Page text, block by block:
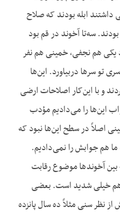
داشتند ابله بودند که صلاح
سه‌تا آخوند در قم بود
یکی هم نجفی، خمینی هم نفر
تو سرها دربیاورد. این‌ها
و با این‌کار اصلاحات ارضی
این‌ها را می‌دادیم مؤدب
اصلاً در سطح این‌ها نبود که
هم جوابش را نمی‌دادیم.
بین آخوندها موضوع رقابت
خیلی شدید است. بعضی
سنی مثلاً ده سال پانزده